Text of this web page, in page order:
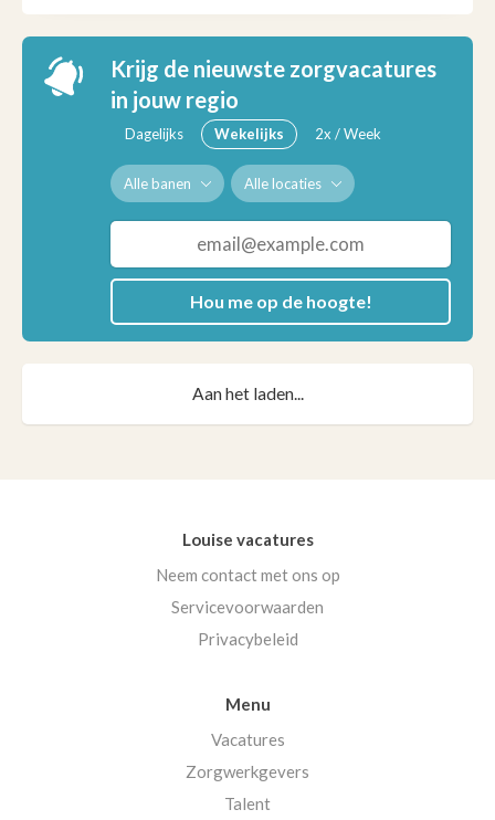
Krijg de nieuwste zorgvacatures
in jouw regio
Dagelijks Wekelijks 2x / Week
Alle banen Alle locaties
Hou me op de hoogte!
Aan het laden...
Louise vacatures
Neem contact met ons op
Servicevoorwaarden
Privacybeleid
Menu
Vacatures
Zorgwerkgevers
Talent